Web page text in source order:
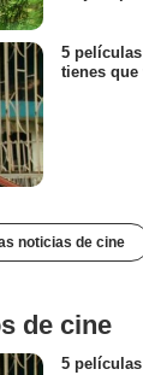
5
tienes que
noticias de cine
de cine
5